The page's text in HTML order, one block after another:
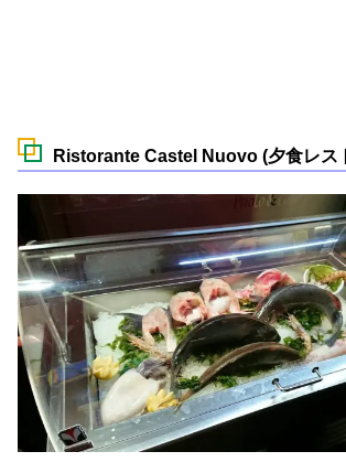
Ristorante Castel Nuovo (夕食レス